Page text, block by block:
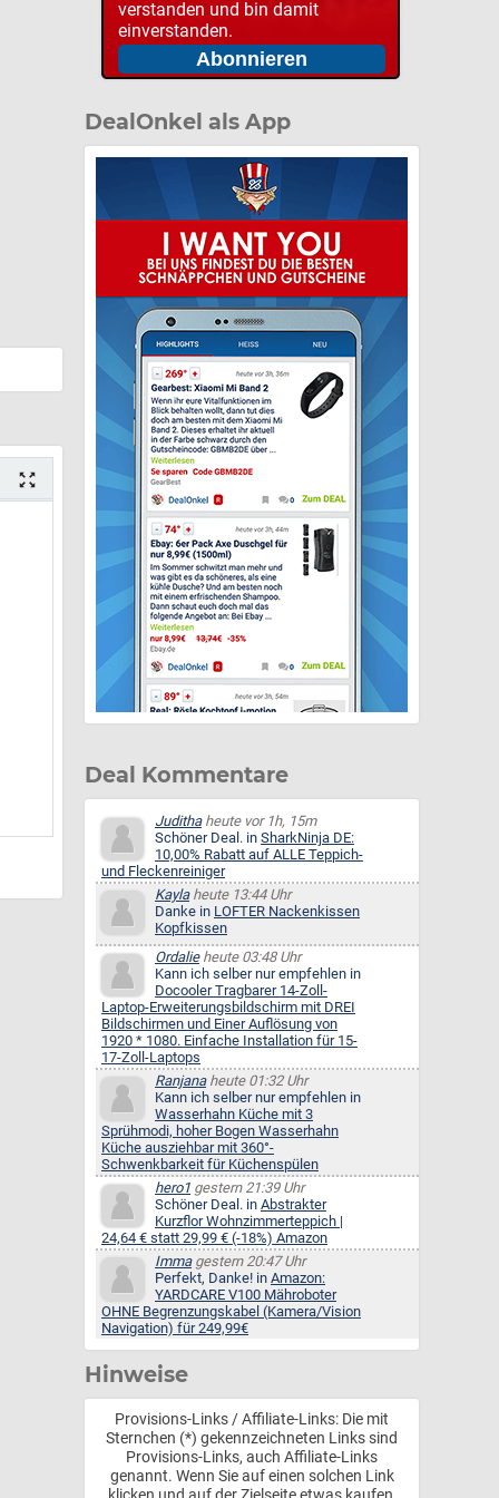
verstanden und bin damit
einverstanden.
DealOnkel als App
Deal Kommentare
Judithaheute vor 1h, 15m
Schöner Deal. in SharkNinja DE:
10,00% Rabatt auf ALLE Teppich-
und Fleckenreiniger
Kaylaheute 13:44 Uhr
Danke in LOFTER Nackenkissen
Kopfkissen
Ordalieheute 03:48 Uhr
Kann ich selber nur empfehlen in
Docooler Tragbarer 14-Zoll-
Laptop-Erweiterungsbildschirm mit DREI
Bildschirmen und Einer Auflösung von
1920 * 1080. Einfache Installation für 15-
17-Zoll-Laptops
Ranjanaheute 01:32 Uhr
Kann ich selber nur empfehlen in
Wasserhahn Küche mit 3
Sprühmodi, hoher Bogen Wasserhahn
Küche ausziehbar mit 360°-
Schwenkbarkeit für Küchenspülen
hero1 gestern 21:39 Uhr
Schöner Deal. in Abstrakter
Kurzflor Wohnzimmerteppich |
24,64 € statt 29,99 € (-18%) Amazon
Immagestern 20:47 Uhr
Perfekt, Danke! in Amazon:
YARDCARE V100 Mähroboter
OHNE Begrenzungskabel (Kamera/Vision
Navigation) für 249,99€
Hinweise
Provisions-Links / Affiliate-Links: Die mit
Sternchen (*) gekennzeichneten Links sind
Provisions-Links, auch Affiliate-Links
genannt. Wenn Sie auf einen solchen Link